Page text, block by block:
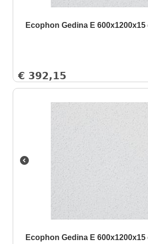
Ecophon Gedina E
€ 392,15
Ecophon Gedina E